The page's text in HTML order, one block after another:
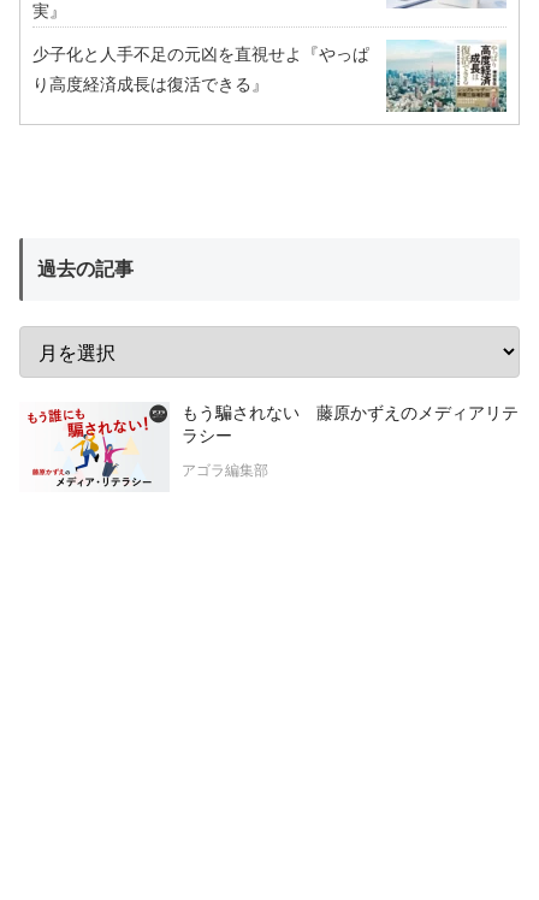
実』
少子化と人手不足の元凶を直視せよ『やっぱ
り高度経済成長は復活できる』
過去の記事
もう騙されない 藤原かずえのメディアリテ
ラシー
アゴラ編集部